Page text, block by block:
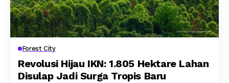
Forest City
Revolusi Hijau IKN: 1.805 Hektare Lahan
Disulap Jadi Surga Tropis Baru